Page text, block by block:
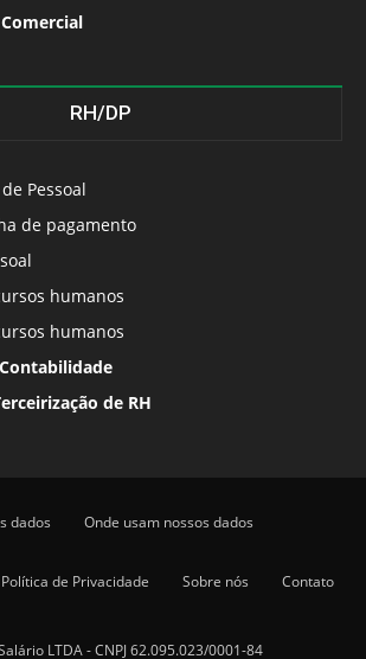
RH/DP
Pessoal
de pagamento
humanos
humanos
de RH
dados Onde usam nossos dados
Política de Privacidade Sobre nós Contato
LTDA - CNPJ 62.095.023/0001-84